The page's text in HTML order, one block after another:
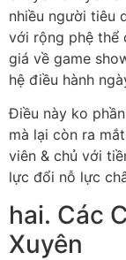
nhiều người tiêu
với rộng phệ thể
giá về game
hệ điều hành
Điều này ko
mà lại còn ra
viên & chủ với
lực đổi nỗ lực
hai. Các
Xuyên